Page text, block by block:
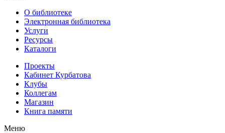
О библиотеке
Электронная библиотека
Услуги
Ресурсы
Каталоги
Проекты
Кабинет Курбатова
Клубы
Коллегам
Магазин
Книга памяти
Меню